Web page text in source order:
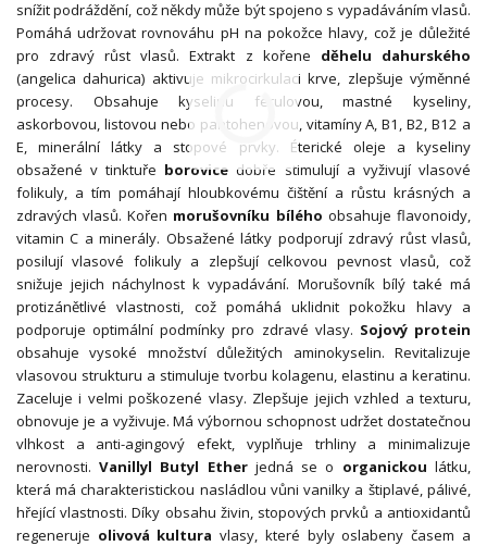
snížit podráždění, což někdy může být spojeno s vypadáváním vlasů.
Pomáhá udržovat rovnováhu pH na pokožce hlavy, což je důležité
pro zdravý růst vlasů. Extrakt z kořene děhelu dahurského
(angelica dahurica) aktivuje mikrocirkulaci krve, zlepšuje výměnné
procesy. Obsahuje kyselinu ferulovou, mastné kyseliny,
askorbovou, listovou nebo pantohenovou, vitamíny A, B1, B2, B12 a
E, minerální látky a stopové prvky. Éterické oleje a kyseliny
obsažené v tinktuře borovice dobře stimulují a vyživují vlasové
folikuly, a tím pomáhají hloubkovému čištění a růstu krásných a
zdravých vlasů. Kořen morušovníku bílého obsahuje flavonoidy,
vitamin C a minerály. Obsažené látky podporují zdravý růst vlasů,
posilují vlasové folikuly a zlepšují celkovou pevnost vlasů, což
snižuje jejich náchylnost k vypadávání. Morušovník bílý také má
protizánětlivé vlastnosti, což pomáhá uklidnit pokožku hlavy a
podporuje optimální podmínky pro zdravé vlasy. Sojový protein
obsahuje vysoké množství důležitých aminokyselin. Revitalizuje
vlasovou strukturu a stimuluje tvorbu kolagenu, elastinu a keratinu.
Zaceluje i velmi poškozené vlasy. Zlepšuje jejich vzhled a texturu,
obnovuje je a vyživuje. Má výbornou schopnost udržet dostatečnou
vlhkost a anti-agingový efekt, vyplňuje trhliny a minimalizuje
nerovnosti.Vanillyl Butyl Etherjedná se o organickou látku,
která má charakteristickou nasládlou vůni vanilky a štiplavé, pálivé,
hřející vlastnosti. Díky obsahu živin, stopových prvků a antioxidantů
regeneruje olivová kultura vlasy, které byly oslabeny časem a